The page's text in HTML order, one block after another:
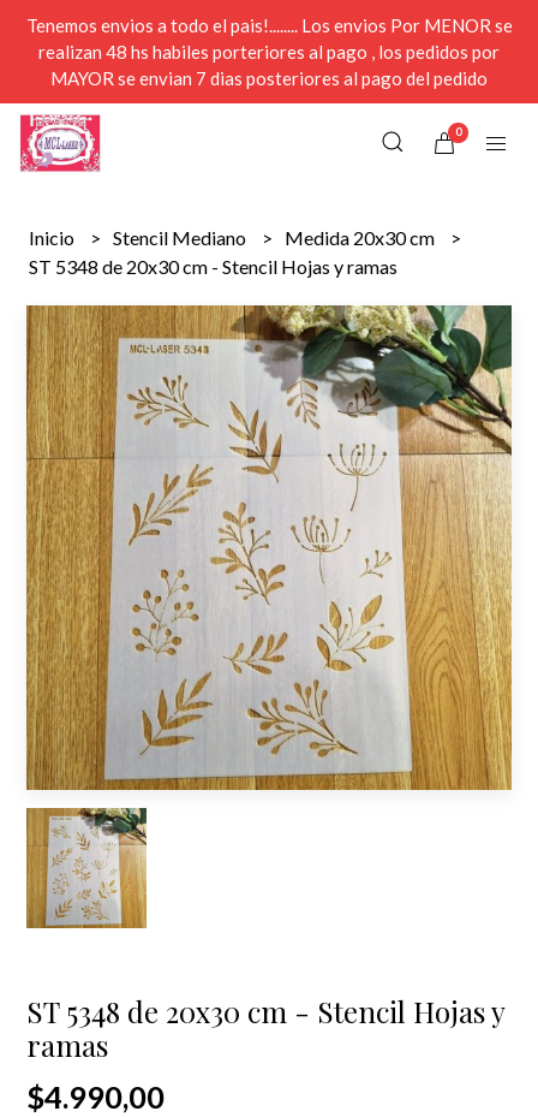
Tenemos envios a todo el pais!........ Los envios Por MENOR se
realizan 48 hs habiles porteriores al pago , los pedidos por
MAYOR se envian 7 dias posteriores al pago del pedido
0
Inicio Stencil Mediano
Medida 20x30 cm
ST 5348 de 20x30 cm - Stencil Hojas y ramas
ST 5348 de 20x30 cm - Stencil Hojas y
ramas
$4.990,00